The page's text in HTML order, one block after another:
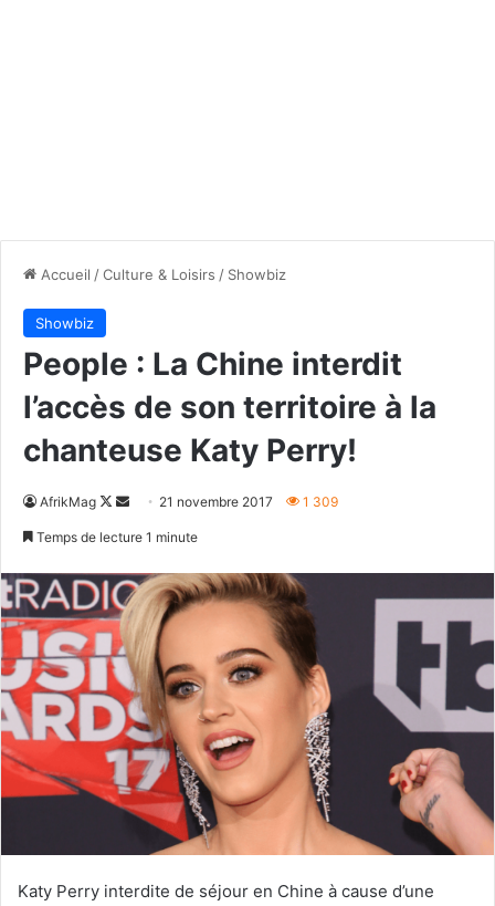
Accueil /Culture & Loisirs / Showbiz
Showbiz
People : La Chine interdit
l’accès de son territoire à la
chanteuse Katy Perry!
AfrikMag
Follow
Envoyer21 novembre 2017 1 309
Temps de lecture 1 minute
Katy Perry interdite de séjour en Chine à cause d’une